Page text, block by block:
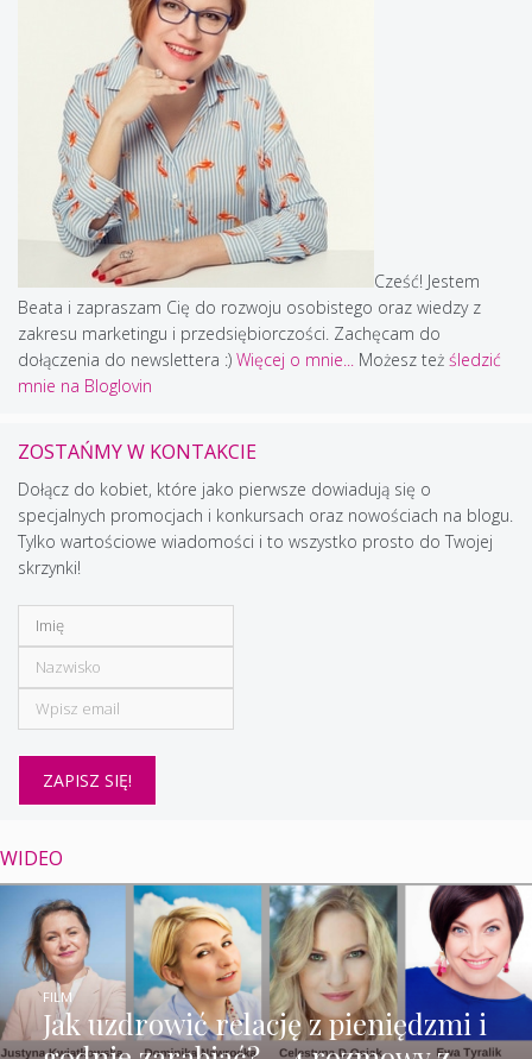
Cześć! Jestem
Beata i zapraszam Cię do rozwoju osobistego oraz wiedzy z
zakresu marketingu i przedsiębiorczości. Zachęcam do
dołączenia do newslettera :) Więcej o mnie... Możesz też śledzić
mnie na Bloglovin
ZOSTAŃMY W KONTAKCIE
Dołącz do kobiet, które jako pierwsze dowiadują się o
specjalnych promocjach i konkursach oraz nowościach na blogu.
Tylko wartościowe wiadomości i to wszystko prosto do Twojej
skrzynki!
WIDEO
Jak uzdrowić relację z pieniędzmi i
FILM